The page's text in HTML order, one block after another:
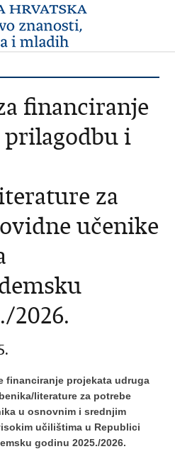
financiranje
prilagodbu i
za
učenike
2026.
financiranje projekata udruga
literature za potrebe
u osnovnim i srednjim
učilištima u Republici
godinu 2025./2026.